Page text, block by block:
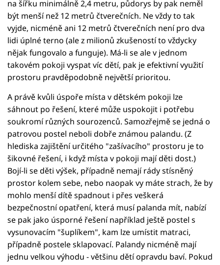
na šířku minimálně 2,4 metru, půdorys by pak neměl
být menší než 12 metrů čtverečních. Ne vždy to tak
vyjde, nicméně ani 12 metrů čtverečních není pro dva
lidi úplné terno (ale z milionů zkušeností to vždycky
nějak fungovalo a funguje). Má-li se ale v jednom
takovém pokoji vyspat víc dětí, pak je efektivní využití
prostoru pravděpodobně největší prioritou.
A právě kvůli úspoře místa v dětském pokoji lze
sáhnout po řešení, které může uspokojit i potřebu
soukromí různých sourozenců. Samozřejmě se jedná o
patrovou postel neboli dobře známou palandu. (Z
hlediska zajištění určitého "zašívacího" prostoru je to
šikovné řešení, i když místa v pokoji mají děti dost.)
Bojí-li se děti výšek, případně nemají rády stísněný
prostor kolem sebe, nebo naopak vy máte strach, že by
mohlo menší dítě spadnout i přes veškerá
bezpečnostní opatření, která musí palanda mít, nabízí
se pak jako úsporné řešení například ještě postel s
vysunovacím "šuplíkem", kam lze umístit matraci,
případně postele sklapovací. Palandy nicméně mají
jednu velkou výhodu - většinu dětí opravdu baví. Pokud